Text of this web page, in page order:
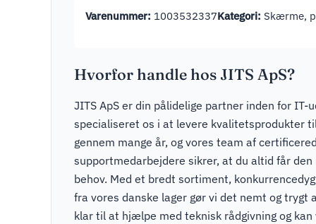
Varenummer: 1003532337Kategori: Skærme,
Hvorfor handle hos JITS ApS?
JITS ApS er din pålidelige partner inden for IT-
specialiseret os i at levere kvalitetsprodukter
gennem mange år, og vores team af
supportmedarbejdere sikrer, at du altid får
behov. Med et bredt sortiment,
fra vores danske lager gør vi det nemt og trygt
klar til at hjælpe med teknisk rådgivning og kan